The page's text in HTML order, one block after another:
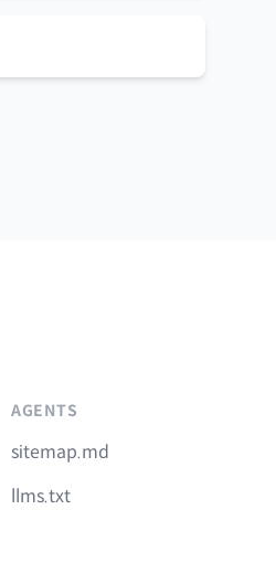
AGENTS
sitemap.md
llms.txt